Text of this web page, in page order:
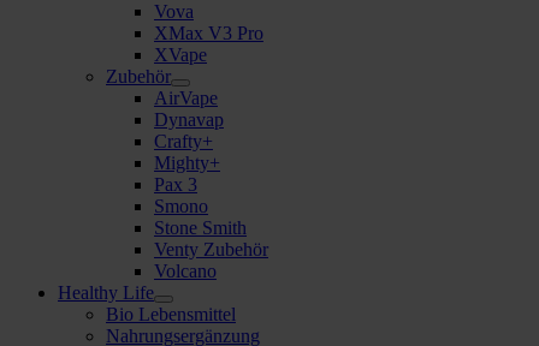
Vova
XMax V3 Pro
XVape
Zubehör
AirVape
Dynavap
Crafty+
Mighty+
Pax 3
Smono
Stone Smith
Venty Zubehör
Volcano
Healthy Life
Bio Lebensmittel
Nahrungsergänzung